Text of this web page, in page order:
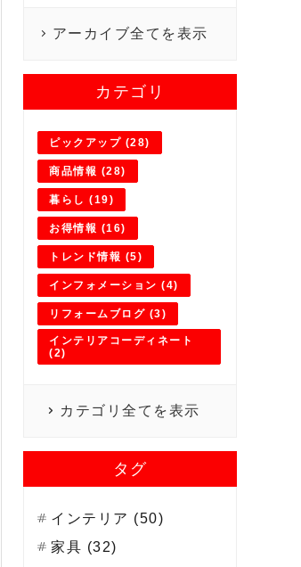
アーカイブ全てを表示
カテゴリ
ピックアップ (28)
商品情報 (28)
暮らし (19)
お得情報 (16)
トレンド情報 (5)
インフォメーション (4)
リフォームブログ (3)
インテリアコーディネート
(2)
カテゴリ全てを表示
タグ
インテリア (50)
家具 (32)